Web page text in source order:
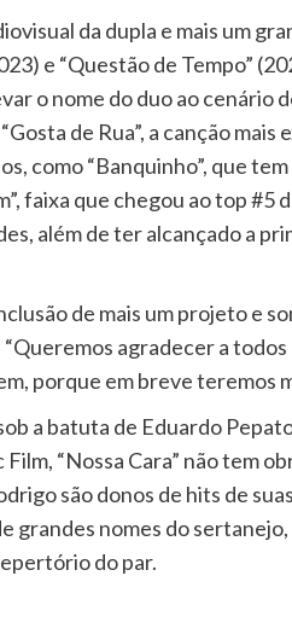
da dupla e mais um
e “Questão de Tempo”
o nome do duo ao cenário
de Rua”, a canção mais
como “Banquinho”, que
faixa que chegou ao top
além de ter alcançado a
de mais um projeto e
agradecer a
porque em breve teremos
a batuta de Eduardo
“Nossa Cara” não tem
são donos de hits de
grandes nomes do
do par.